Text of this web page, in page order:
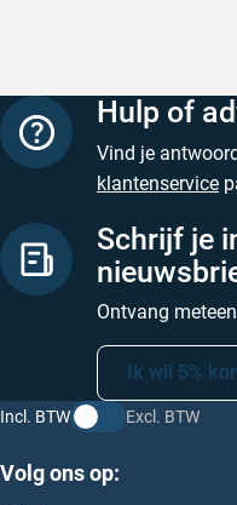
Hulp of
Vind je
klantenservice
Schrijf je
Ontvang
Ik wil 5%
Incl. BTW Excl. BTW
Volg ons op: